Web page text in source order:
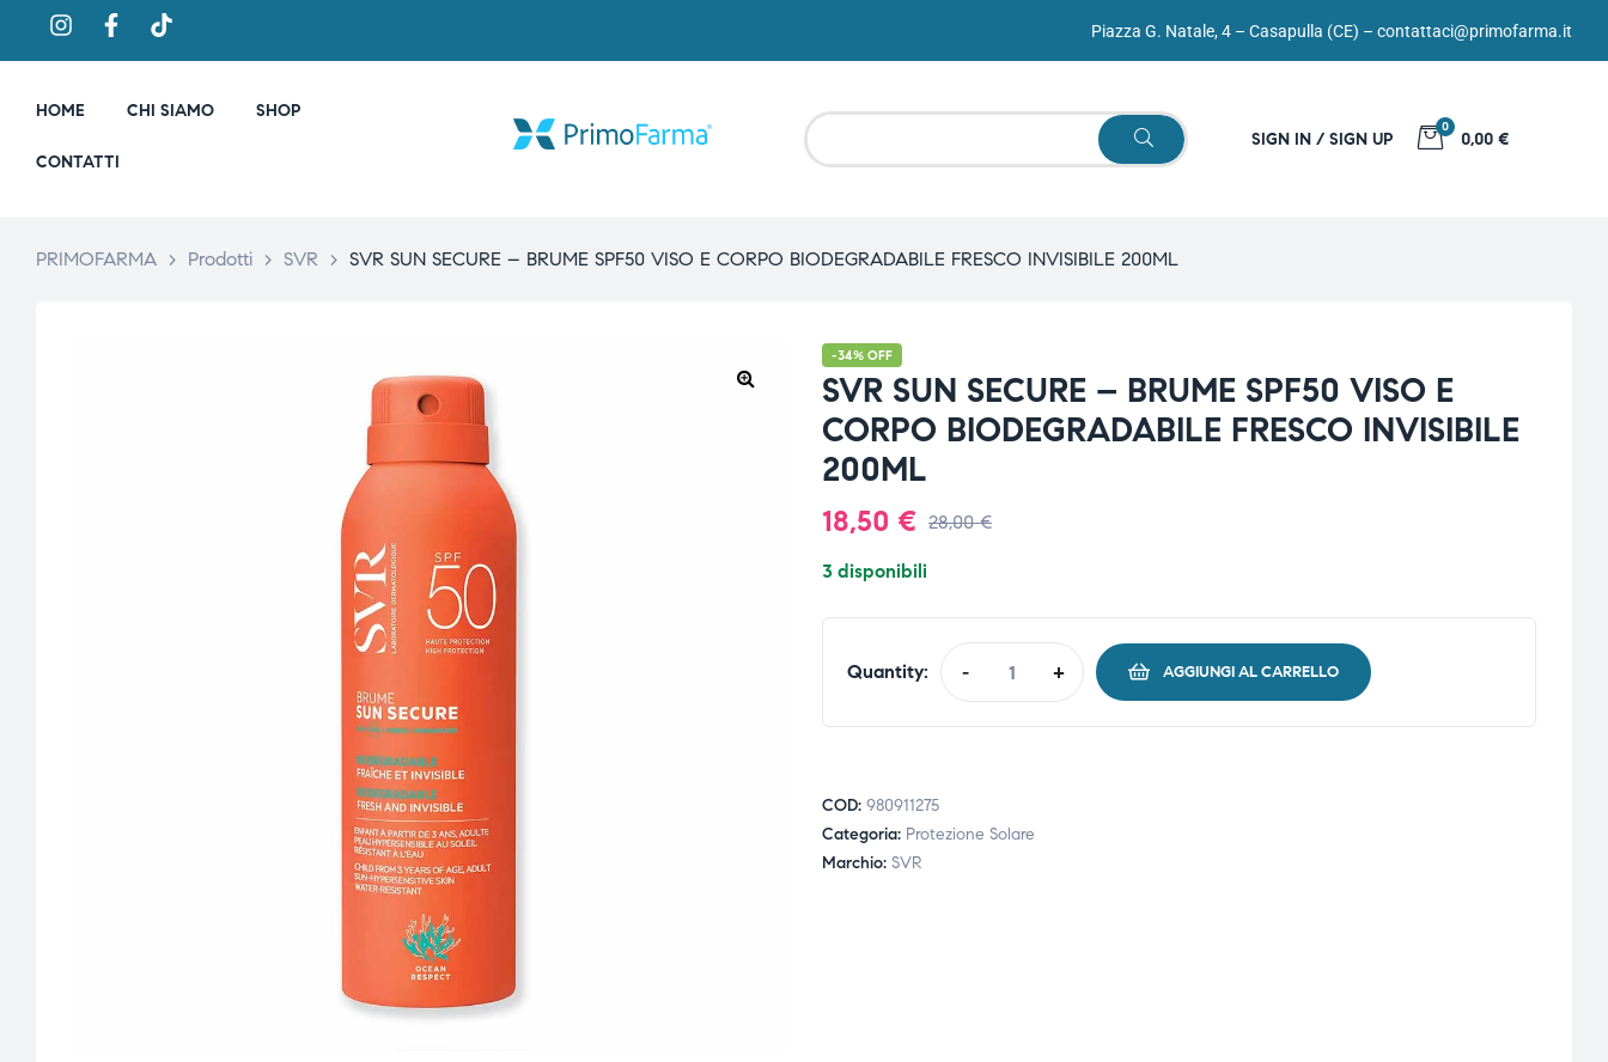
Piazza G. Natale, 4 – Casapulla (CE) – contattaci@primofarma.it
HOME CHI SIAMO SHOP
CONTATTI
SIGN IN / SIGN UP
0
0,00 €
PRIMOFARMA > Prodotti > SVR > SVR SUN SECURE – BRUME SPF50 VISO E CORPO BIODEGRADABILE FRESCO INVISIBILE 200ML
-34% OFF
SVR SUN SECURE – BRUME SPF50 VISO E
CORPO BIODEGRADABILE FRESCO INVISIBILE
200ML
28,00€
18,50 €
3 disponibili
Quantity: - + AGGIUNGI AL CARRELLO
COD: 980911275
Categoria: Protezione Solare
Marchio: SVR